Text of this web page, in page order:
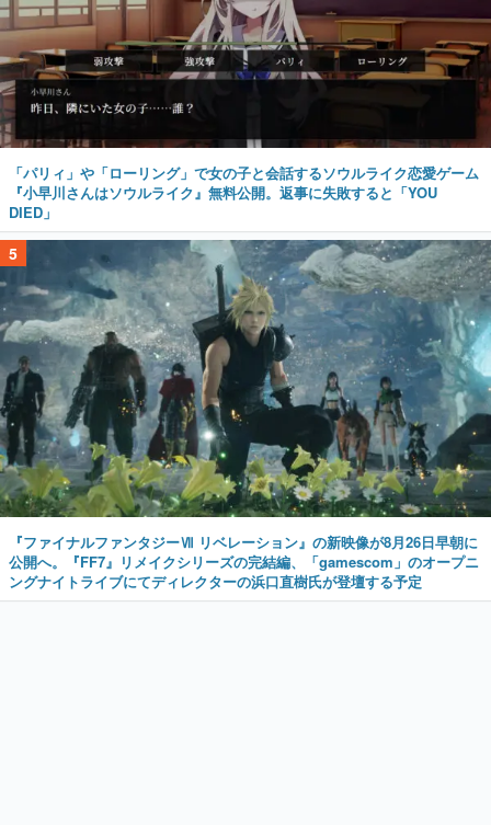
「パリィ」や「ローリング」で女の子と会話するソウルライク恋愛ゲーム
『小早川さんはソウルライク』無料公開。返事に失敗すると「YOU
DIED」
5
『ファイナルファンタジーⅦ リベレーション』の新映像が8月26日早朝に
公開へ。『FF7』リメイクシリーズの完結編、「gamescom」のオープニ
ングナイトライブにてディレクターの浜口直樹氏が登壇する予定